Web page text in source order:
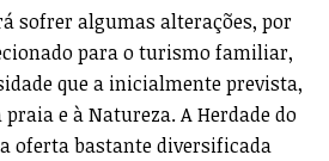
sofrer algumas alterações, por
para o turismo familiar,
que a inicialmente prevista,
e à Natureza. A Herdade do
oferta bastante diversificada